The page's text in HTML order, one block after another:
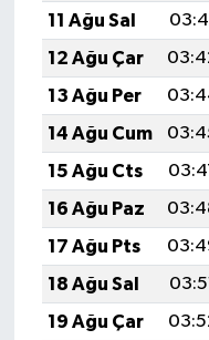
11 Ağu Sal
12 Ağu Çar
13 Ağu Per
14 Ağu Cum
15 Ağu Cts
16 Ağu Paz
17 Ağu Pts
18 Ağu Sal
19 Ağu Çar